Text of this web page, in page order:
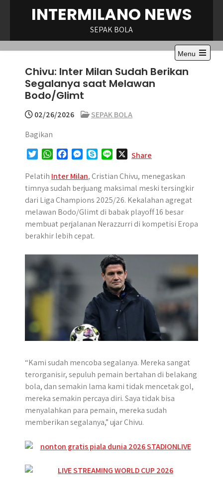
INTERMILANO NEWS
SEPAK BOLA
Menu
Open
Chivu: Inter Milan Sudah Berikan
Segalanya saat Melawan
Bodo/Glimt
02/26/2026
SEPAK BOLA
Bagikan
i
t
t
e
W
a
t
s
A
p
c
e
b
o
o
k
M
s
s
e
n
r
y
p
e
n
e
Share
Pelatih Inter Milan, Cristian Chivu, menegaskan
timnya sudah berjuang maksimal meski tersingkir
dari Liga Champions 2025/26. Kekalahan agregat
melawan Bodo/Glimt di babak playoff 16 besar
membuat perjalanan Nerazzurri di kompetisi Eropa
berakhir lebih cepat.
“Kami sudah mencoba segalanya. Mereka sangat
terorganisir, sepuluh pemain bertahan di belakang
bola, dan semakin lama kami tidak mencetak gol,
mereka semakin percaya diri. Saya tidak bisa
menyalahkan para pemain, mereka sudah
memberikan segalanya,” ujar Chivu.